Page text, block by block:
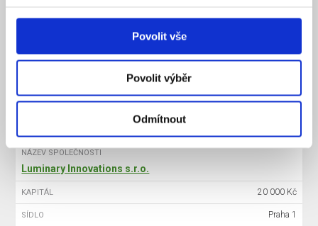
Povolit vše
Povolit výběr
Odmítnout
ZALOŽENO 2025
NÁZEV SPOLEČNOSTI
Luminary Innovations s.r.o.
KAPITÁL 20 000 Kč
SÍDLO Praha 1